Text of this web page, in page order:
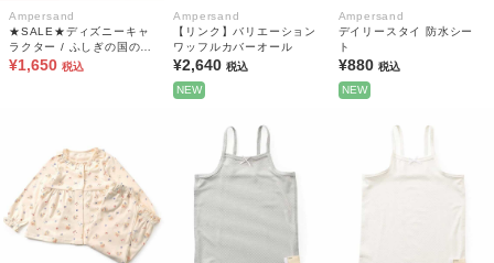
Ampersand
★SALE★ディズニーキャ
ラクター / ふしぎの国のア
リス / ロンパース
¥1,650 税込
Ampersand
【リンク】バリエーション
ワッフルカバーオール
¥2,640税込
NEW
Ampersand
デイリースタイ 防水シー
ト
¥880 税込
NEW